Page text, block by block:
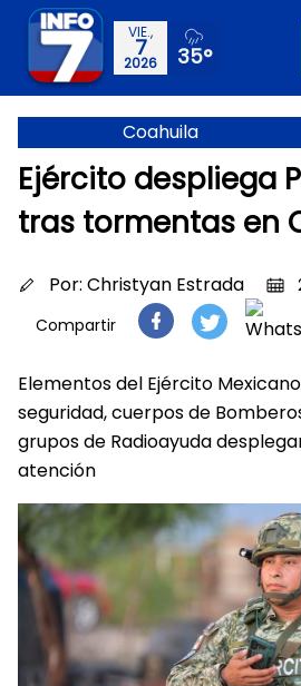
VIE.,
7
2026 35°
Coahuila
Ejército despliega
tras tormentas en
Por: Christyan Estrada
Compartir
Elementos del Ejército
seguridad, cuerpos de
grupos de Radioayuda
atención